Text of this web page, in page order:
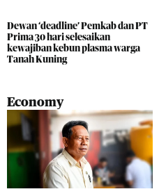
Dewan ‘deadline’ Pemkab dan PT
Prima 30 hari selesaikan
kewajiban kebun plasma warga
Tanah Kuning
Economy